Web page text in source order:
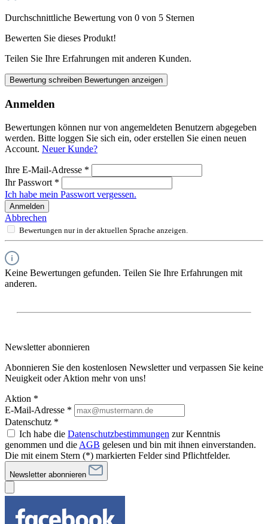
Durchschnittliche Bewertung von 0 von 5 Sternen
Bewerten Sie dieses Produkt!
Teilen Sie Ihre Erfahrungen mit anderen Kunden.
Bewertung schreiben Bewertungen anzeigen
Anmelden
Bewertungen können nur von angemeldeten Benutzern abgegeben
werden. Bitte loggen Sie sich ein, oder erstellen Sie einen neuen
Account. Neuer Kunde?
Ihre E-Mail-Adresse *
Ihr Passwort *
Ich habe mein Passwort vergessen.
Anmelden
Abbrechen
Bewertungen nur in der aktuellen Sprache anzeigen.
Keine Bewertungen gefunden. Teilen Sie Ihre Erfahrungen mit
anderen.
Newsletter abonnieren
Abonnieren Sie den kostenlosen Newsletter und verpassen Sie keine
Neuigkeit oder Aktion mehr von uns!
Aktion *
E-Mail-Adresse *
Datenschutz *
Ich habe die Datenschutzbestimmungen zur Kenntnis
genommen und die AGB gelesen und bin mit ihnen einverstanden.
Die mit einem Stern (*) markierten Felder sind Pflichtfelder.
Newsletter abonnieren